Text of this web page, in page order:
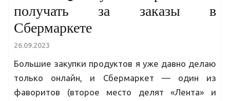
получать за заказы в
Сбермаркете
26.09.2023
Большие закупки продуктов я уже давно делаю
только онлайн, и Сбермаркет — один из
фаворитов (второе место делят «Лента» и